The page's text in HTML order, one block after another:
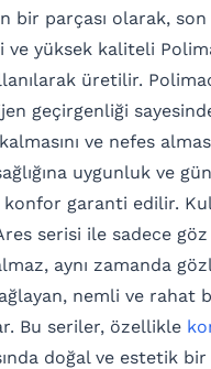
bir parçası olarak,
yüksek kaliteli
üretilir.
geçirgenliği
ve nefes
uygunluk ve
garanti edilir.
serisi ile sadece
aynı zamanda
nemli ve rahat
Bu seriler, özellikle
doğal ve estetik